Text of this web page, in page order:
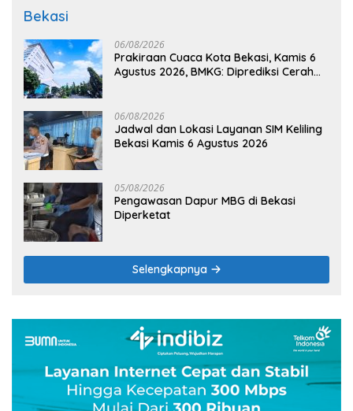
Bekasi
06/08/2026
Prakiraan Cuaca Kota Bekasi, Kamis 6
Agustus 2026, BMKG: Diprediksi Cerah
06/08/2026
Jadwal dan Lokasi Layanan SIM Keliling
Bekasi Kamis 6 Agustus 2026
05/08/2026
Pengawasan Dapur MBG di Bekasi
Diperketat
Selengkapnya